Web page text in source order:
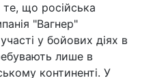
що російська
"Вагнер"
у бойових діях в
лише в
континенті. У